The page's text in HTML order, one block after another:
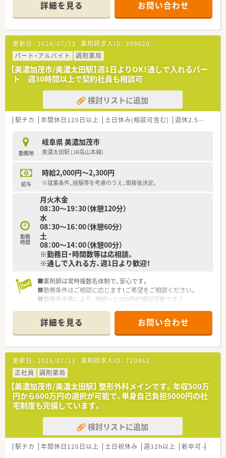
詳細を見る お問い合わせ
更新日： 2026/07/23 薬剤師求人ID： 399620
パート・アルバイト
調剤薬局
【美濃加茂市/美濃太田駅】週1日よりOK！通しで入れるパー
ト 週30時間以上で契約社員も相談可
検討リストに追加
駅チカ 年間休日120日以上 土日休み(相談可含む) 週休2.5日以上
勤務地
岐阜県 美濃加茂市
美濃太田駅 (JR高山本線)
給与
時給2,000円～2,300円
※就業条件、経験等を考慮のうえ、面接後決定。
勤務
時間
月火木金
08：30～19：30（休憩120分）
水
08：30～16：00（休憩60分）
土
08：00～14：00（休憩00分）
※勤務日・時間数等は応相談。
※通しで入れる方、週1日より歓迎！
■薬剤師は常時複数名体制で、安心です。
■勤務条件はご相談に応じます！ご希望をご相談ください。
■勤務条件等により、時給～2,300円が検討可能です♪
る環境です。
詳細を見る お問い合わせ
更新日： 2026/07/23 薬剤師求人ID： 710462
正社員
調剤薬局
【美濃加茂市/美濃太田駅】 整形外科メインです。年収500万
円から600万円の選択が可能で、単身自己負担5000円の社
宅制度も完備しています。
検討リストに追加
駅チカ 年間休日120日以上 土日祝休み 週32h以上 新卒可